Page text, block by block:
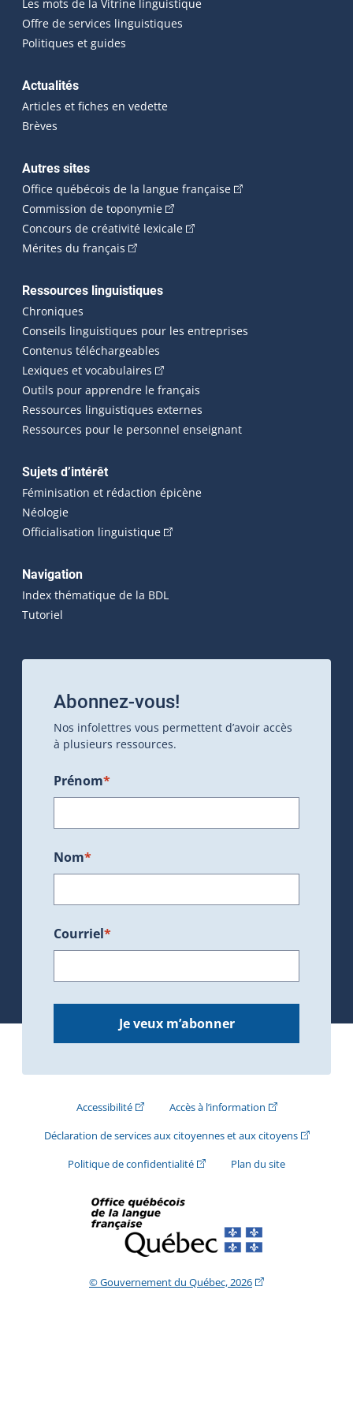
Les mots de la Vitrine linguistique
Offre de services linguistiques
Politiques et guides
Actualités
Articles et fiches en vedette
Brèves
Autres sites
Office québécois de la langue française(Cet hyperlien
Commission de toponymie(Cet hyperlien externe s'ouvrira
Concours de créativité lexicale(Cet hyperlien externe
Mérites du français (Cet hyperlien externe s'ouvrira dans une
Ressources linguistiques
Chroniques
Conseils linguistiques pour les entreprises
Contenus téléchargeables
Lexiques et vocabulaires (Cet hyperlien externe s'ouvrira
Outils pour apprendre le français
Ressources linguistiques externes
Ressources pour le personnel enseignant
Sujets d’intérêt
Féminisation et rédaction épicène
Néologie
Officialisation linguistique(Cet hyperlien externe s'ouvrira
Navigation
Index thématique de la BDL
Tutoriel
Abonnez-vous!
Nos infolettres vous permettent d’avoir accès
à plusieurs ressources.
Prénom*
Nom*
Courriel*
Je veux m’abonner
Accessibilité(Cet hyperlien externe s'ouvrira dans une
Accès à l’information(Cet hyperlien
Déclaration de services aux citoyennes et aux citoyens(Cet
Politique de confidentialité(Cet hyperlien externe s'ouvrira
Plan du site
© Gouvernement du Québec, 2026(Cet hyperlien